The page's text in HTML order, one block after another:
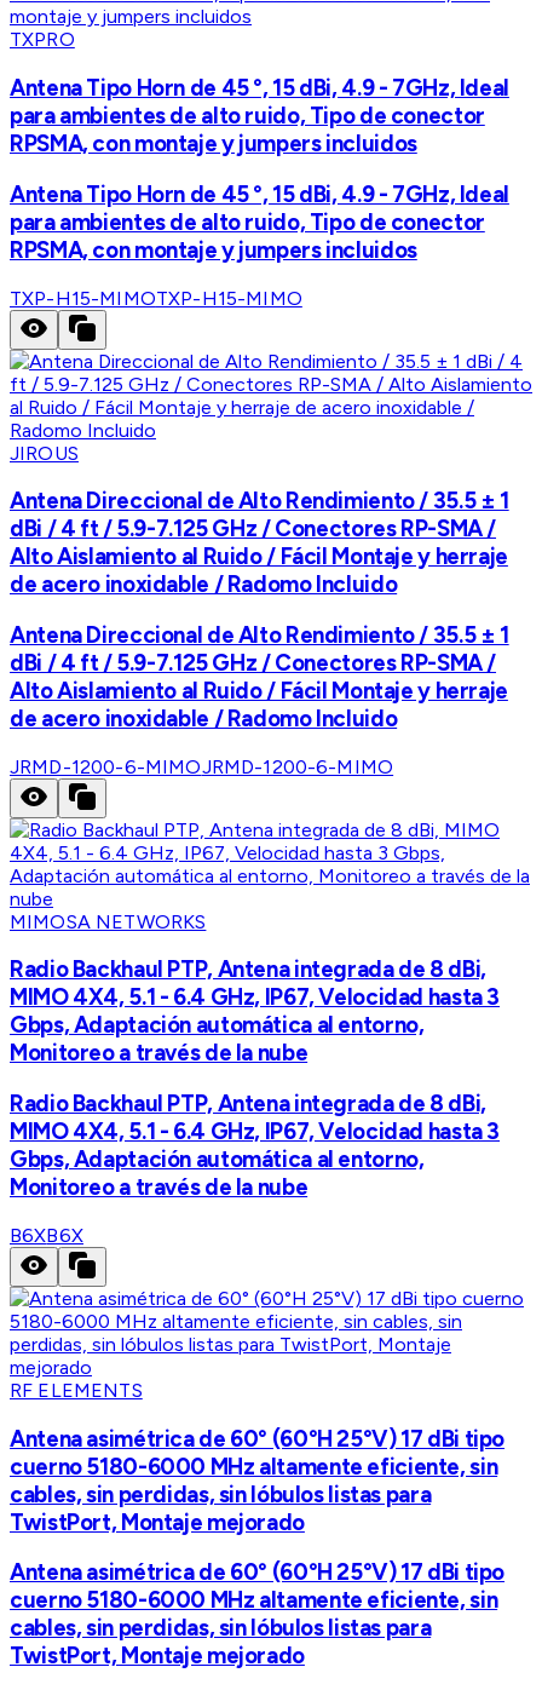
TXPRO
Antena Tipo Horn de 45 °, 15 dBi, 4.9 - 7GHz, Ideal
para ambientes de alto ruido, Tipo de conector
RPSMA, con montaje y jumpers incluidos
Antena Tipo Horn de 45 °, 15 dBi, 4.9 - 7GHz, Ideal
para ambientes de alto ruido, Tipo de conector
RPSMA, con montaje y jumpers incluidos
TXP-H15-MIMOTXP-H15-MIMO
JIROUS
Antena Direccional de Alto Rendimiento / 35.5 ± 1
dBi / 4 ft / 5.9-7.125 GHz / Conectores RP-SMA /
Alto Aislamiento al Ruido / Fácil Montaje y herraje
de acero inoxidable / Radomo Incluido
Antena Direccional de Alto Rendimiento / 35.5 ± 1
dBi / 4 ft / 5.9-7.125 GHz / Conectores RP-SMA /
Alto Aislamiento al Ruido / Fácil Montaje y herraje
de acero inoxidable / Radomo Incluido
JRMD-1200-6-MIMOJRMD-1200-6-MIMO
MIMOSA NETWORKS
Radio Backhaul PTP, Antena integrada de 8 dBi,
MIMO 4X4, 5.1 - 6.4 GHz, IP67, Velocidad hasta 3
Gbps, Adaptación automática al entorno,
Monitoreo a través de la nube
Radio Backhaul PTP, Antena integrada de 8 dBi,
MIMO 4X4, 5.1 - 6.4 GHz, IP67, Velocidad hasta 3
Gbps, Adaptación automática al entorno,
Monitoreo a través de la nube
B6XB6X
RF ELEMENTS
Antena asimétrica de 60° (60°H 25°V) 17 dBi tipo
cuerno 5180-6000 MHz altamente eficiente, sin
cables, sin perdidas, sin lóbulos listas para
TwistPort, Montaje mejorado
Antena asimétrica de 60° (60°H 25°V) 17 dBi tipo
cuerno 5180-6000 MHz altamente eficiente, sin
cables, sin perdidas, sin lóbulos listas para
TwistPort, Montaje mejorado